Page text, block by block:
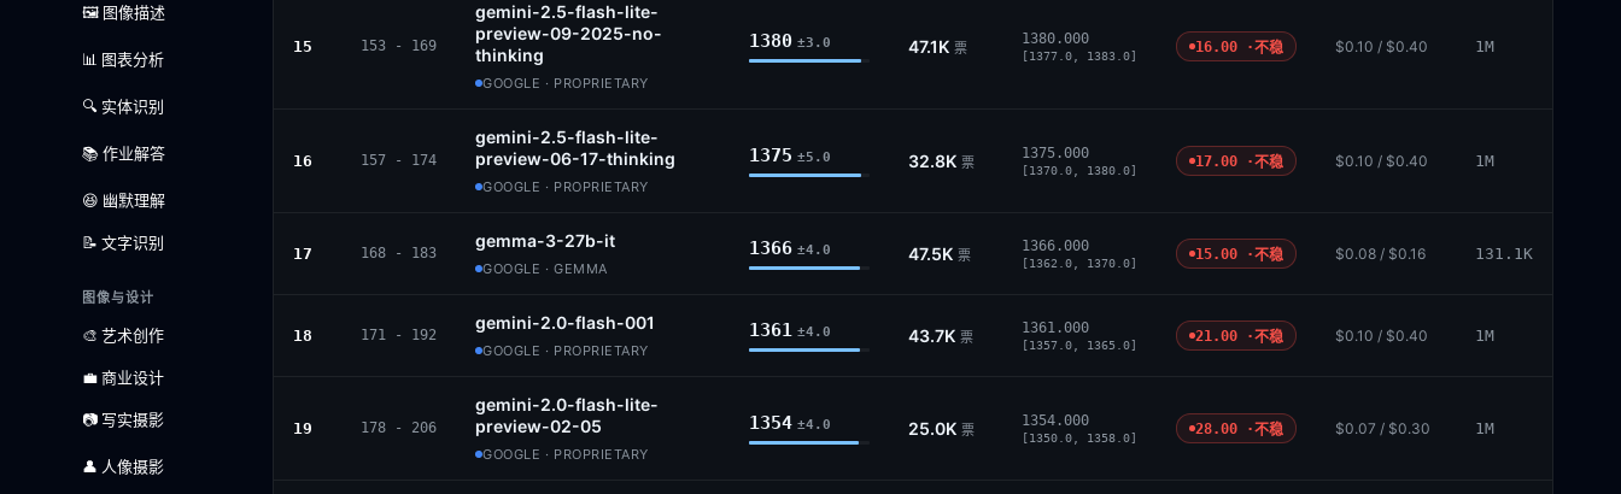
🖼️ 图像描述
📊 图表分析
🔍 实体识别
📚 作业解答
😆 幽默理解
📝 文字识别
图像与设计
🎨 艺术创作
💼 商业设计
📷 写实摄影
👤 人像摄影
15 153 - 169
gemini-2.5-flash-lite-
preview-09-2025-no-
thinking
GOOGLE · PROPRIETARY
1380 ±3.0 47.1K 票
1380.000
[1377.0, 1383.0]
16.00 ·不稳 $0.10 / $0.40 1M
16 157 - 174
gemini-2.5-flash-lite-
preview-06-17-thinking
GOOGLE · PROPRIETARY
1375 ±5.0 32.8K 票
1375.000
[1370.0, 1380.0]
17.00 ·不稳 $0.10 / $0.40 1M
17 168 - 183
gemma-3-27b-it
GOOGLE · GEMMA
1366 ±4.0 47.5K 票
1366.000
[1362.0, 1370.0]
15.00 ·不稳 $0.08 / $0.16 131.1K
18 171 - 192
gemini-2.0-flash-001
GOOGLE · PROPRIETARY
1361 ±4.0 43.7K 票
1361.000
[1357.0, 1365.0]
21.00 ·不稳 $0.10 / $0.40 1M
19 178 - 206
gemini-2.0-flash-lite-
preview-02-05
GOOGLE · PROPRIETARY
1354 ±4.0 25.0K 票
1354.000
[1350.0, 1358.0]
28.00 ·不稳 $0.07 / $0.30 1M